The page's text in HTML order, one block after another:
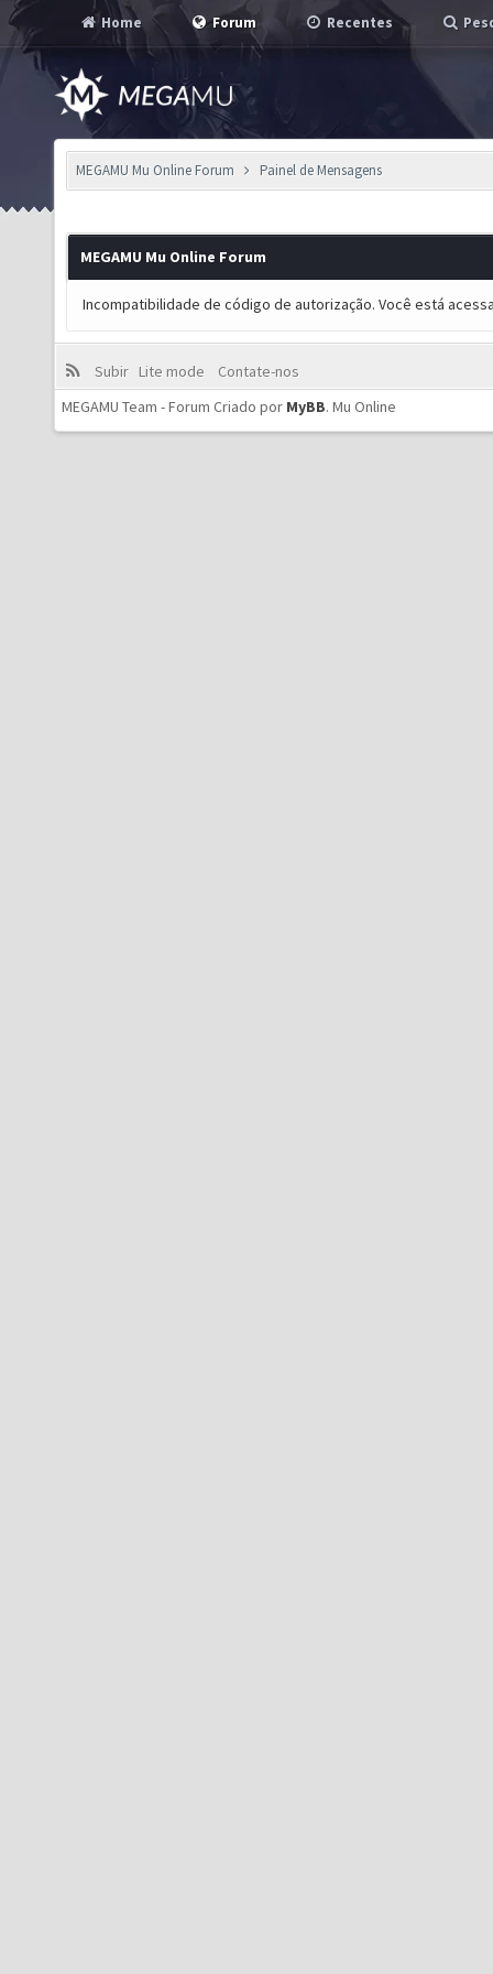
Home Forum Recentes
MEGAMU Mu Online Forum Painel de Mensagens
MEGAMU Mu Online Forum
Incompatibilidade de código de autorização. Você está
Subir Lite mode
Contate-nos
MEGAMU Team - Forum Criado por MyBB. Mu Online